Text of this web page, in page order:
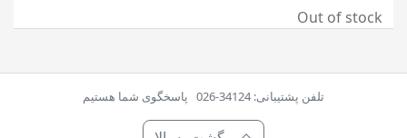
Out of stock
تلفن پشتیبانی: 34124-026 پاسخگوی شما هستیم